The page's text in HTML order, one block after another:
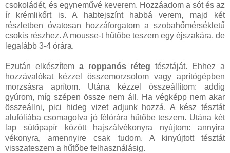
csokoládét, és egyneművé keverem. Hozzáadom a sót és az
ír krémlikőrt is. A habtejszínt habbá verem, majd két
részletben óvatosan hozzáforgatom a szobahőmérsékletű
csokis részhez. A mousse-t hűtőbe teszem egy éjszakára, de
legalább 3-4 órára.
Ezután elkészítem a roppanós réteg tésztáját. Ehhez a
hozzávalókat kézzel összemorzsolom vagy aprítógépben
morzsásra aprítom. Utána kézzel összeállítom: addig
gyúrom, míg szépen össze nem áll. Ha végképp nem akar
összeállni, pici hideg vizet adjunk hozzá. A kész tésztát
alufóliába csomagolva jó félórára hűtőbe teszem. Utána két
lap sütőpapír között hajszálvékonyra nyújtom: annyira
vékonyra, amennyire csak tudom. A kinyújtott tésztát
visszateszem a hűtőbe felhasználásig.